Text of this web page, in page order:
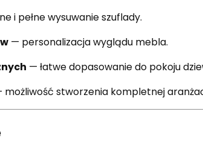
i pełne wysuwanie szuflady.
— personalizacja wyglądu mebla.
— łatwe dopasowanie do pokoju
stworzenia kompletnej